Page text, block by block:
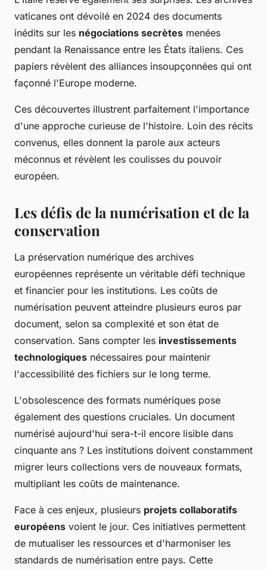
vaticanes ont dévoilé en 2024 des documents
inédits sur les négociations secrètes menées
pendant la Renaissance entre les États italiens. Ces
papiers révèlent des alliances insoupçonnées qui ont
façonné l'Europe moderne.
Ces découvertes illustrent parfaitement l'importance
d'une approche curieuse de l'histoire. Loin des récits
convenus, elles donnent la parole aux acteurs
méconnus et révèlent les coulisses du pouvoir
européen.
Les défis de la numérisation et de la
conservation
La préservation numérique des archives
européennes représente un véritable défi technique
et financier pour les institutions. Les coûts de
numérisation peuvent atteindre plusieurs euros par
document, selon sa complexité et son état de
conservation. Sans compter les investissements
technologiques nécessaires pour maintenir
l'accessibilité des fichiers sur le long terme.
L'obsolescence des formats numériques pose
également des questions cruciales. Un document
numérisé aujourd'hui sera-t-il encore lisible dans
cinquante ans ? Les institutions doivent constamment
migrer leurs collections vers de nouveaux formats,
multipliant les coûts de maintenance.
Face à ces enjeux, plusieurs projets collaboratifs
européens voient le jour. Ces initiatives permettent
de mutualiser les ressources et d'harmoniser les
standards de numérisation entre pays. Cette